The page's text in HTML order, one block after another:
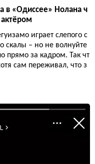
в «Одиссее» Нолана ч
играет слепого с
скалы – но не волнуйте
прямо за кадром. Так чт
сам переживал, что з